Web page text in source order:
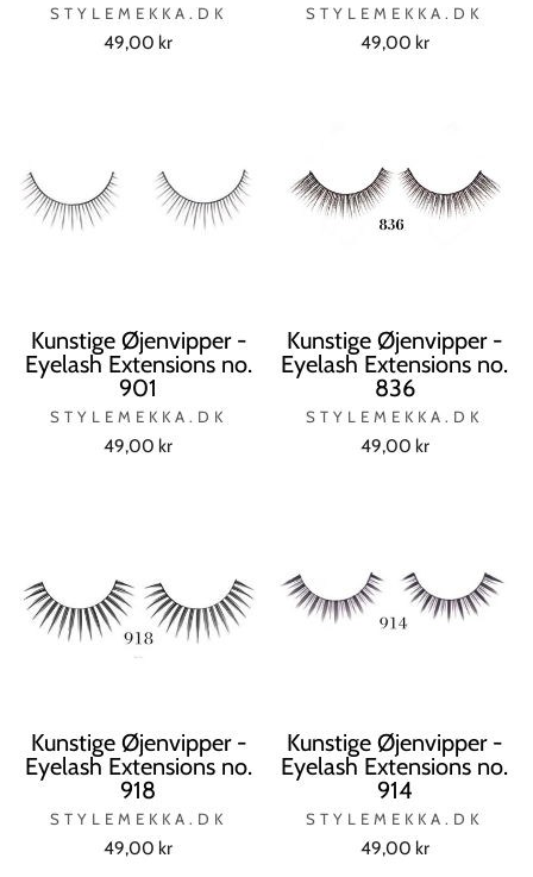
STYLEMEKKA.DK
49,00 kr
STYLEMEKKA.DK
49,00 kr
Kunstige Øjenvipper -
Eyelash Extensions no.
901
STYLEMEKKA.DK
49,00 kr
Kunstige Øjenvipper -
Eyelash Extensions no.
836
STYLEMEKKA.DK
49,00 kr
Kunstige Øjenvipper -
Eyelash Extensions no.
918
STYLEMEKKA.DK
49,00 kr
Kunstige Øjenvipper -
Eyelash Extensions no.
914
STYLEMEKKA.DK
49,00 kr